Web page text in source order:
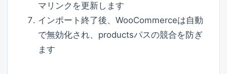
マリンクを更新します
インポート終了後、WooCommerceは自動
で無効化され、productsパスの競合を防ぎ
ます